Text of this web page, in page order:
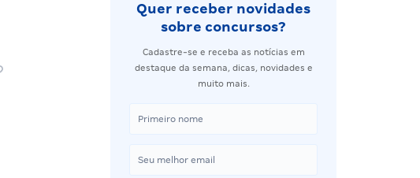
Quer receber novidades
sobre concursos?
Cadastre-se e receba as notícias em
destaque da semana, dicas, novidades e
muito mais.